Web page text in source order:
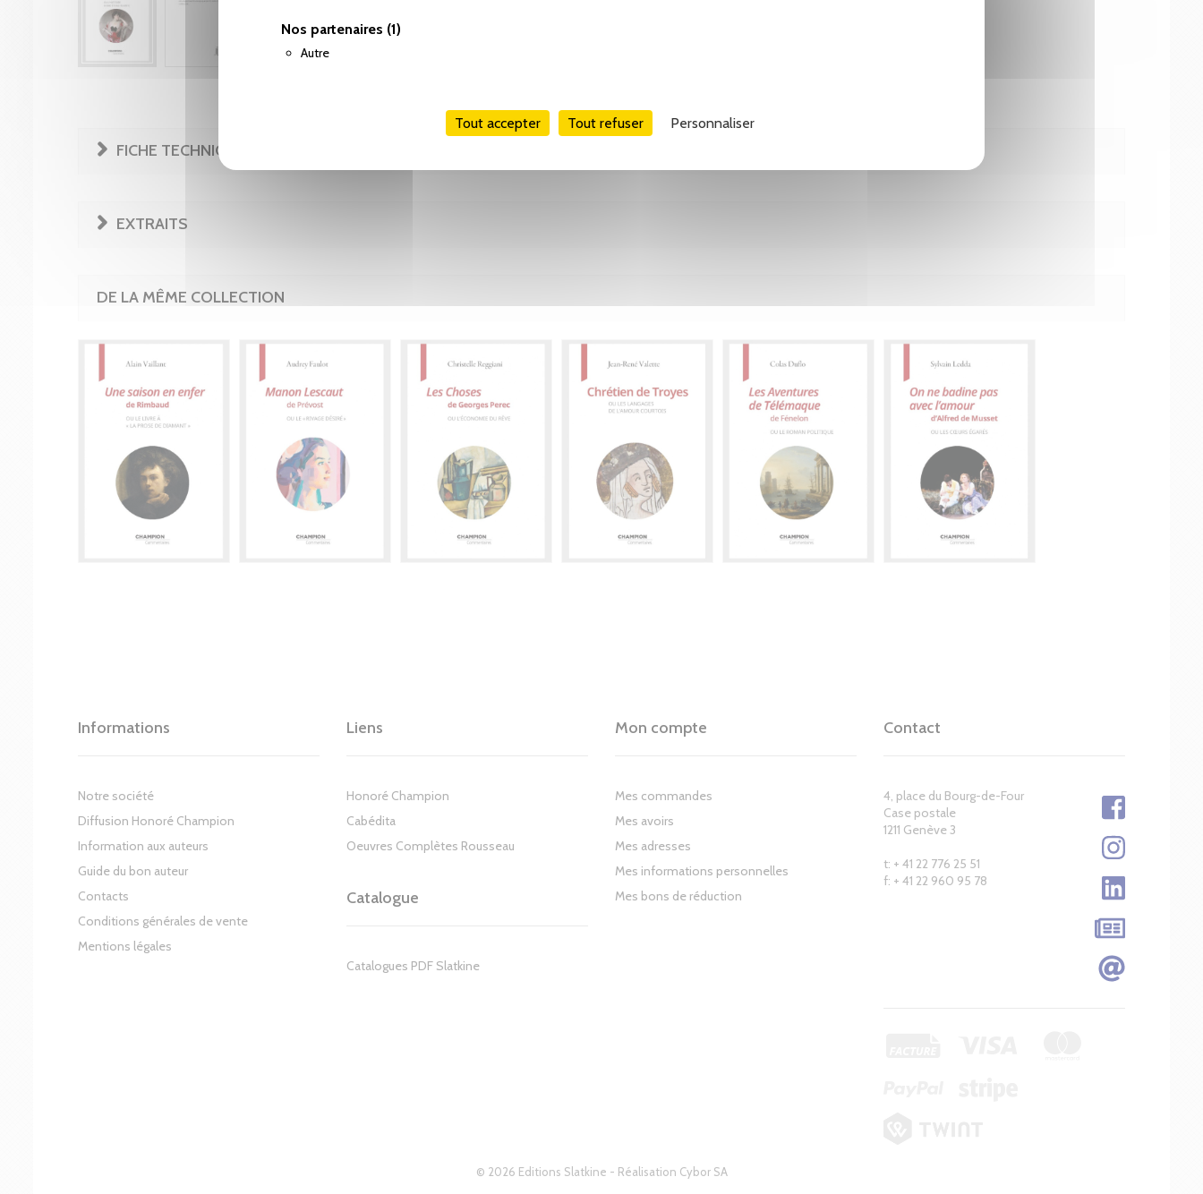
Nos partenaires (1)
Autre
Tout accepter Tout refuser Personnaliser
FICHE TECHNIQUE
EXTRAITS
DE LA MÊME COLLECTION
Informations
Notre société
Diffusion Honoré Champion
Information aux auteurs
Guide du bon auteur
Contacts
Conditions générales de vente
Mentions légales
© 2026 Editions Slatkine - Réalisation Cybor SA
Liens
Honoré Champion
Cabédita
Oeuvres Complètes Rousseau
Catalogue
Catalogues PDF Slatkine
Mon compte
Mes commandes
Mes avoirs
Mes adresses
Mes informations personnelles
Mes bons de réduction
Contact
4, place du Bourg-de-Four
Case postale
1211 Genève 3
t: + 41 22 776 25 51
f: + 41 22 960 95 78